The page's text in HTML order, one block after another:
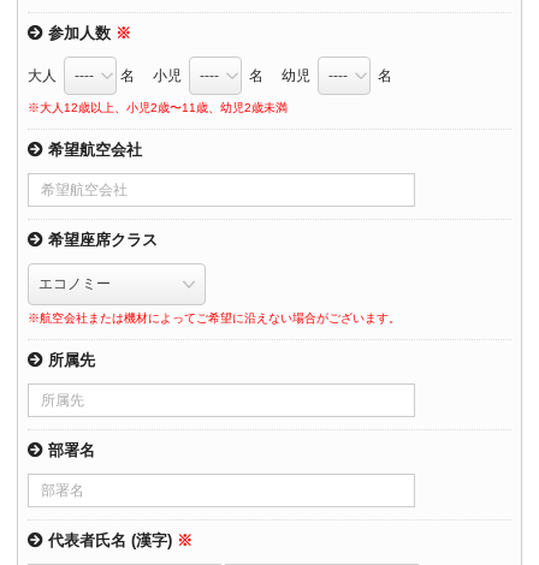
参加人数 ※
大人 名 小児 名 幼児 名
※大人12歳以上、小児2歳〜11歳、幼児2歳未満
希望航空会社
希望座席クラス
※航空会社または機材によってご希望に沿えない場合がございます。
所属先
部署名
代表者氏名 (漢字) ※